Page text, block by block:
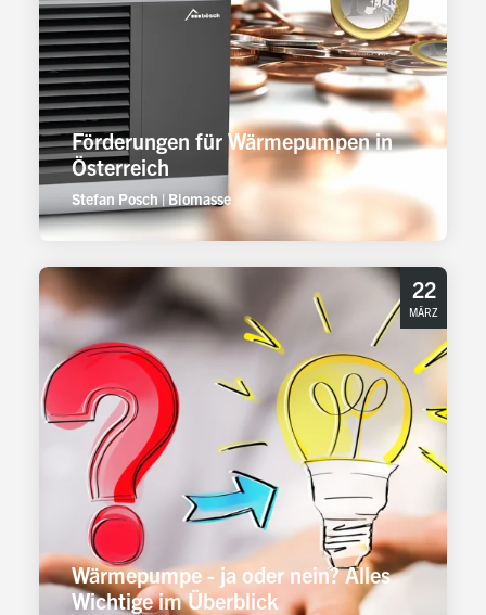
Förderungen für Wärmepumpen in
Österreich
Stefan Posch|Biomasse
22
MÄRZ
Wärmepumpe - ja oder nein? Alles
Wichtige im Überblick